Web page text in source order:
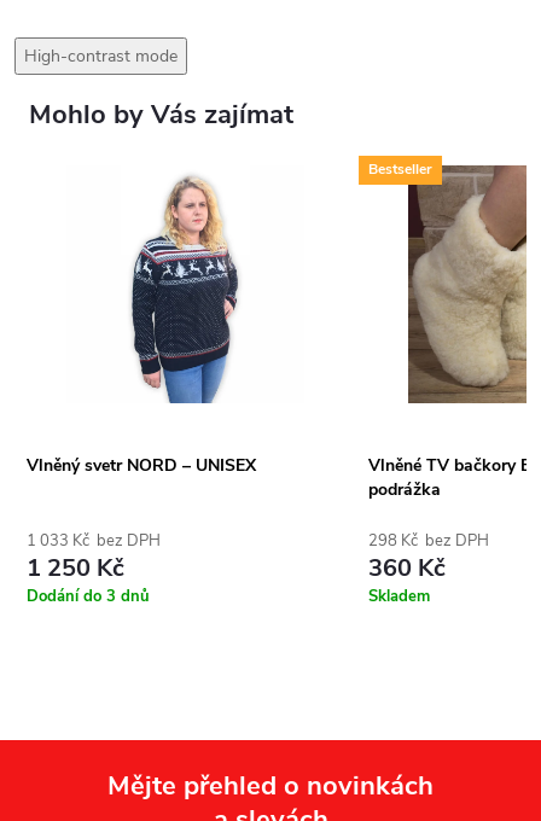
High-contrast mode
Mohlo by Vás zajímat
Vlněný svetr NORD – UNISEX
1 033 Kč bez DPH
1 250 Kč
Dodání do 3 dnů
Bestseller
Vlněné TV bačkory
podrážka
298 Kč bez DPH
360 Kč
Skladem
Mějte přehled o novinkách